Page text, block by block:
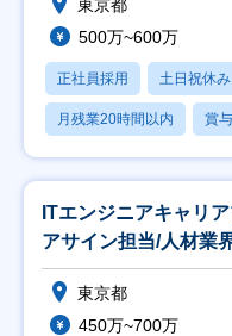
東京都
500万~600万
正社員採用 土日祝休み
月残業20時間以内 賞
ITエンジニアキャリ
アサイン担当/人材業
東京都
450万~700万